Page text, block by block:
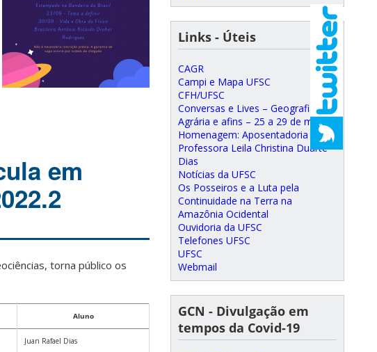
em
torna público os
Aluno
Juan Rafael Dias
Links - Úteis
CAGR
Campi e Mapa UFSC
CFH/UFSC
Conversas e Lives – Geografia
Agrária e afins – 25 a 29 de maio
Homenagem: Aposentadoria da
Professora Leila Christina Duarte
Dias
Notícias da UFSC
Os Posseiros e a Luta pela
Continuidade na Terra na
Amazônia Ocidental
Ouvidoria da UFSC
Telefones UFSC
UFSC
Webmail
GCN - Divulgação em
tempos da Covid-19